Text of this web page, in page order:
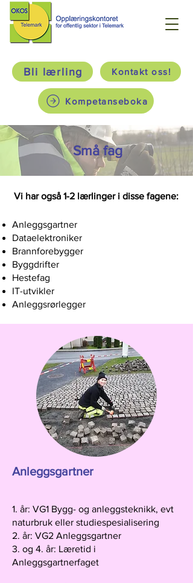
Kontakt oss!
Bli lærling
Kompetanseboka
Små fag
Vi har også 1-2 lærlinger i disse fagene:
Anleggsgartner
Dataelektroniker
Brannforebygger
Byggdrifter
Hestefag
IT-utvikler
Anleggsrørlegger
Anleggsgartner
1. år: VG1 Bygg- og anleggsteknikk, evt
naturbruk eller studiespesialisering
2. år: VG2 Anleggsgartner
3. og 4. år: Læretid i
Anleggsgartnerfaget